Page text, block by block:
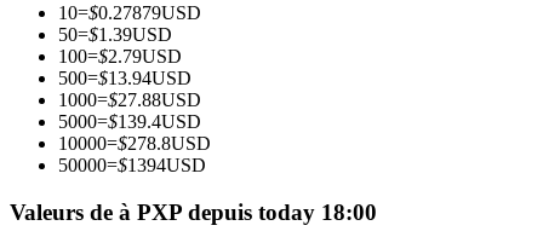
Devenez un trader de copie
Profitez du partage des bénéfices et des commissions de copy
trading
10=$0.27879USD
50=$1.39USD
100=$2.79USD
500=$13.94USD
1000=$27.88USD
5000=$139.4USD
10000=$278.8USD
50000=$1394USD
Valeurs de à PXP depuis today 18:00